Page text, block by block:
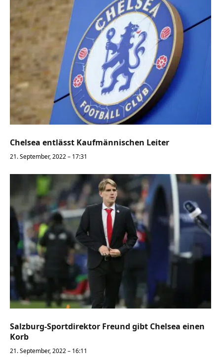
Chelsea entlässt Kaufmännischen Leiter
21. September, 2022 – 17:31
Salzburg-Sportdirektor Freund gibt Chelsea einen
Korb
21. September, 2022 – 16:11